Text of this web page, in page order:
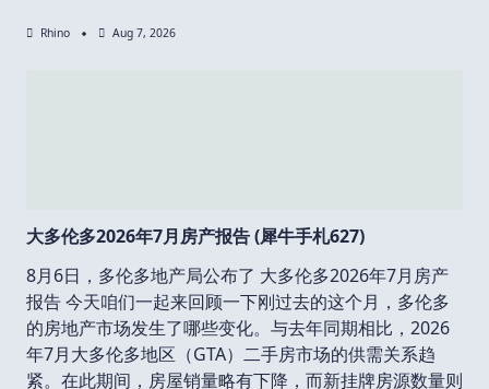
Rhino Aug 7, 2026
大多伦多2026年7月房产报告 (犀牛手札627)
8月6日，多伦多地产局公布了 大多伦多2026年7月房产
报告 今天咱们一起来回顾一下刚过去的这个月，多伦多
的房地产市场发生了哪些变化。与去年同期相比，2026
年7月大多伦多地区（GTA）二手房市场的供需关系趋
紧。在此期间，房屋销量略有下降，而新挂牌房源数量则